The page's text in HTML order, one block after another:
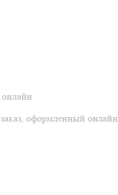
оформленный онлайн